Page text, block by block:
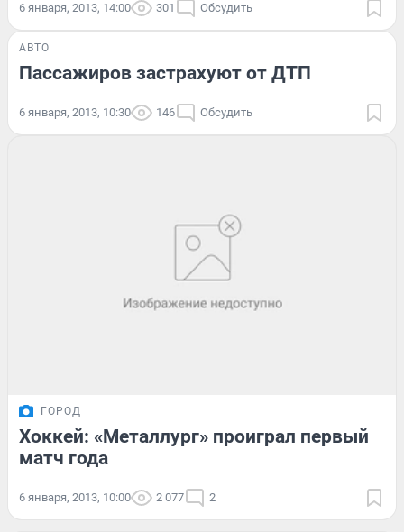
6 января, 2013, 14:00 301 Обсудить
АВТО
Пассажиров застрахуют от ДТП
6 января, 2013, 10:30 146 Обсудить
ГОРОД
Хоккей: «Металлург» проиграл первый
матч года
6 января, 2013, 10:00 2 077 2